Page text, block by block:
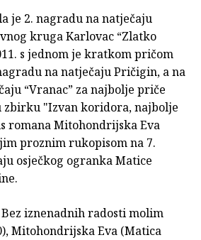
je 2. nagradu na natječaju
kruga Karlovac “Zlatko
s jednom je kratkom pričom
na natječaju Pričigin, a na
“Vranac” za najbolje priče
zbirku "Izvan koridora, najbolje
romana Mitohondrijska Eva
proznim rukopisom na 7.
osječkog ogranka Matice
iznenadnih radosti molim
Mitohondrijska Eva (Matica